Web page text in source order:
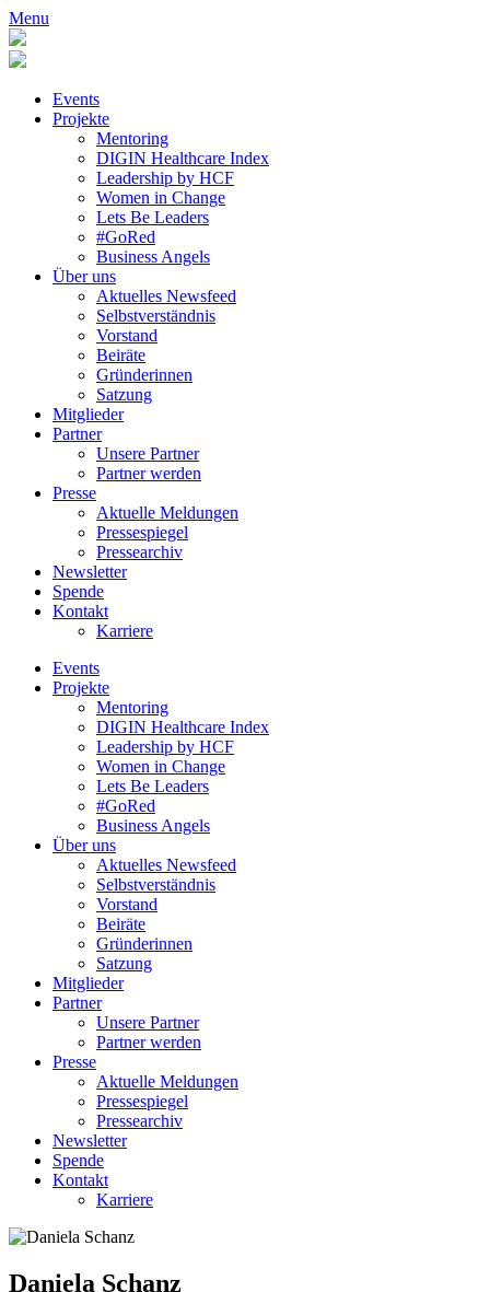
Menu
Events
Projekte
Mentoring
DIGIN Healthcare Index
Leadership by HCF
Women in Change
Lets Be Leaders
#GoRed
Business Angels
Über uns
Aktuelles Newsfeed
Selbstverständnis
Vorstand
Beiräte
Gründerinnen
Satzung
Mitglieder
Partner
Unsere Partner
Partner werden
Presse
Aktuelle Meldungen
Pressespiegel
Pressearchiv
Newsletter
Spende
Kontakt
Karriere
Events
Projekte
Mentoring
DIGIN Healthcare Index
Leadership by HCF
Women in Change
Lets Be Leaders
#GoRed
Business Angels
Über uns
Aktuelles Newsfeed
Selbstverständnis
Vorstand
Beiräte
Gründerinnen
Satzung
Mitglieder
Partner
Unsere Partner
Partner werden
Presse
Aktuelle Meldungen
Pressespiegel
Pressearchiv
Newsletter
Spende
Kontakt
Karriere
Daniela Schanz